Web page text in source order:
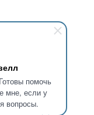
помочь
мне, если у
вопросы.